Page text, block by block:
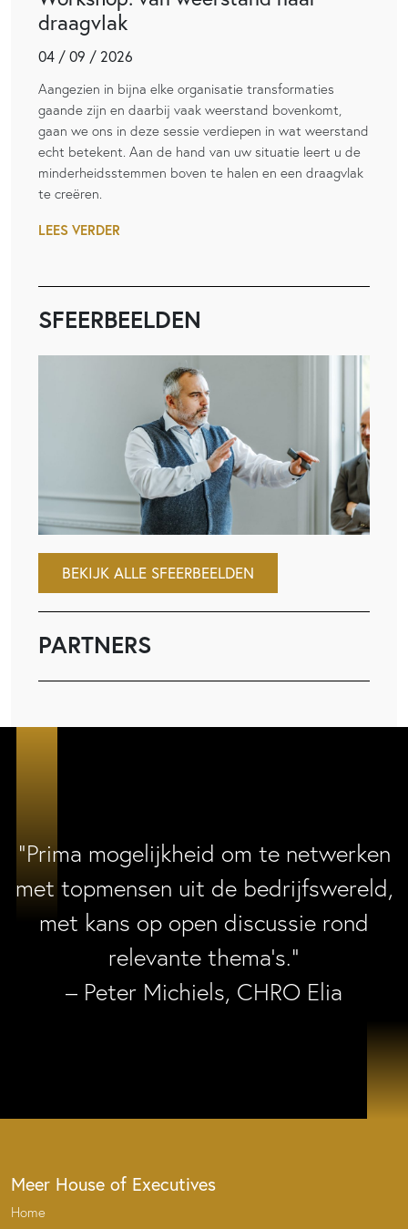
draagvlak
04 / 09 / 2026
Aangezien in bijna elke organisatie transformaties
gaande zijn en daarbij vaak weerstand bovenkomt,
gaan we ons in deze sessie verdiepen in wat weerstand
echt betekent. Aan de hand van uw situatie leert u de
minderheidsstemmen boven te halen en een draagvlak
te creëren.
LEES VERDER
SFEERBEELDEN
BEKIJK ALLE SFEERBEELDEN
PARTNERS
“Prima mogelijkheid om te netwerken
met topmensen uit de bedrijfswereld,
met kans op open discussie rond
relevante thema’s.”
– Peter Michiels, CHRO Elia
Meer House of Executives
Home